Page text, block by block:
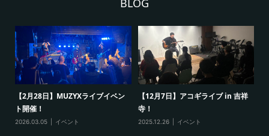
【2月28日】MUZYXライブイベン
ト開催！
2026.03.05 イベント
【12月7日】アコギライブ in 吉祥
寺！
2025.12.26 イベント